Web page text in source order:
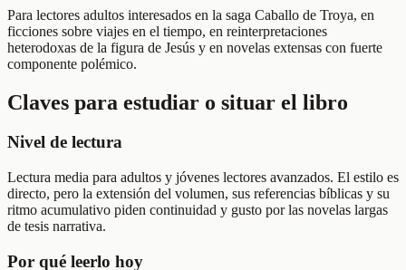
Para lectores adultos interesados en la saga Caballo de Troya, en
ficciones sobre viajes en el tiempo, en reinterpretaciones
heterodoxas de la figura de Jesús y en novelas extensas con fuerte
componente polémico.
Claves para estudiar o situar el libro
Nivel de lectura
Lectura media para adultos y jóvenes lectores avanzados. El estilo es
directo, pero la extensión del volumen, sus referencias bíblicas y su
ritmo acumulativo piden continuidad y gusto por las novelas largas
de tesis narrativa.
Por qué leerlo hoy